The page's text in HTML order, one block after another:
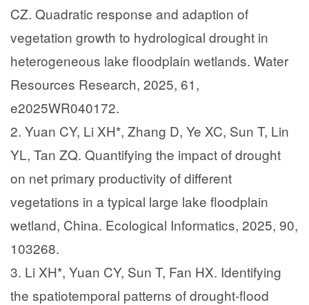
CZ. Quadratic response and adaption of
vegetation growth to hydrological drought in
heterogeneous lake floodplain wetlands. Water
Resources Research, 2025, 61,
e2025WR040172.
2. Yuan CY, Li XH*, Zhang D, Ye XC, Sun T, Lin
YL, Tan ZQ. Quantifying the impact of drought
on net primary productivity of different
vegetations in a typical large lake floodplain
wetland, China. Ecological Informatics, 2025, 90,
103268.
3. Li XH*, Yuan CY, Sun T, Fan HX. Identifying
the spatiotemporal patterns of drought-flood